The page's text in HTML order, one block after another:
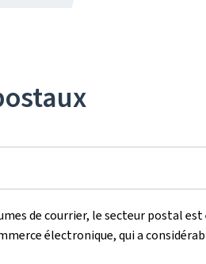
de courrier, le secteur postal
électronique, qui a